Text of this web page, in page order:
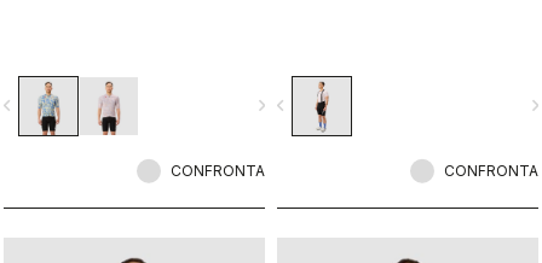
navigate_next
CONFRONTA
navigate_before
CONFRONTA